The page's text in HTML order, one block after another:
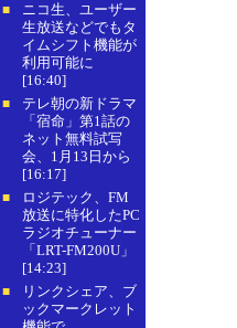
■
ニコ生、ユーザー
生放送などでもタ
イムシフト機能が
利用可能に
[16:40]
■
テレ朝の新ドラマ
「宿命」第1話の
ネット無料試写
会、1月13日から
[16:17]
■
ロジテック、FM
放送に特化したPC
ラジオチューナー
「LRT-FM200U」
[14:23]
■
リンクシェア、ブ
ックマークレット